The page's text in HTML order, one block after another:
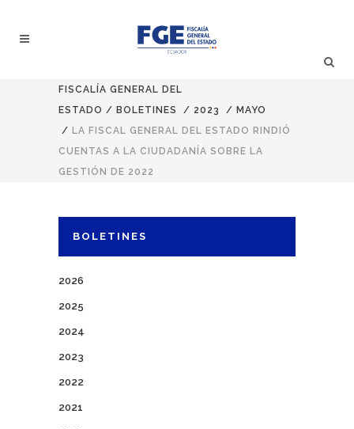
FISCALÍA GENERAL DEL
ESTADO / BOLETINES / 2023 / MAYO
/ LA FISCAL GENERAL DEL ESTADO RINDIÓ
CUENTAS A LA CIUDADANÍA SOBRE LA
GESTIÓN DE 2022
BOLETINES
2026
2025
2024
2023
2022
2021